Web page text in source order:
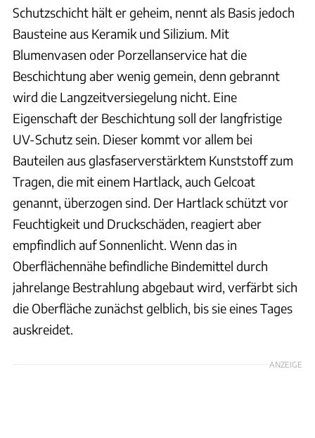
Schutzschicht hält er geheim, nennt als Basis jedoch
Bausteine aus Keramik und Silizium. Mit
Blumenvasen oder Porzellanservice hat die
Beschichtung aber wenig gemein, denn gebrannt
wird die Langzeitversiegelung nicht. Eine
Eigenschaft der Beschichtung soll der langfristige
UV-Schutz sein. Dieser kommt vor allem bei
Bauteilen aus glasfaserverstärktem Kunststoff zum
Tragen, die mit einem Hartlack, auch Gelcoat
genannt, überzogen sind. Der Hartlack schützt vor
Feuchtigkeit und Druckschäden, reagiert aber
empfindlich auf Sonnenlicht. Wenn das in
Oberflächennähe befindliche Bindemittel durch
jahrelange Bestrahlung abgebaut wird, verfärbt sich
die Oberfläche zunächst gelblich, bis sie eines Tages
auskreidet.
ANZEIGE